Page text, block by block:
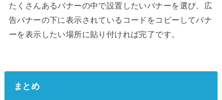
たくさんあるバナーの中で設置したいバナーを選び、広
告バナーの下に表示されているコードをコピーしてバナ
ーを表示したい場所に貼り付ければ完了です。
まとめ